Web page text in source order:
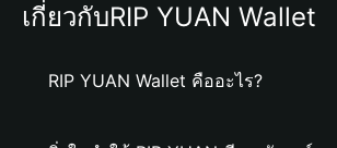
เกี่ยวกับRIP YUAN Wallet
RIP YUAN Wallet คืออะไร?